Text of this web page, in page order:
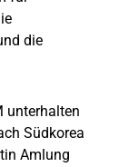
die
unterhalten
Südkorea
Amlung